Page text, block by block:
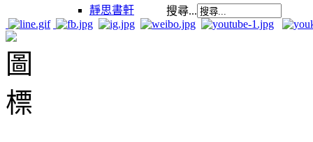
靜思書軒
搜尋...